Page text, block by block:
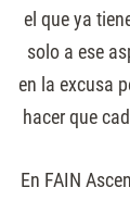
el que ya
solo a ese
en la excusa
hacer que
En FAIN